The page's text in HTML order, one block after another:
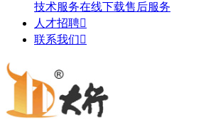
技术服务在线下载售后服务
人才招聘
联系我们